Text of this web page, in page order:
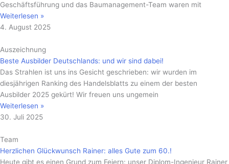
Geschäftsführung und das Baumanagement-Team waren mit
Weiterlesen »
4. August 2025
Auszeichnung
Beste Ausbilder Deutschlands: und wir sind dabei!
Das Strahlen ist uns ins Gesicht geschrieben: wir wurden im
diesjährigen Ranking des Handelsblatts zu einem der besten
Ausbilder 2025 gekürt! Wir freuen uns ungemein
Weiterlesen »
30. Juli 2025
Team
Herzlichen Glückwunsch Rainer: alles Gute zum 60.!
Heute gibt es einen Grund zum Feiern: unser Diplom-Ingenieur Rainer